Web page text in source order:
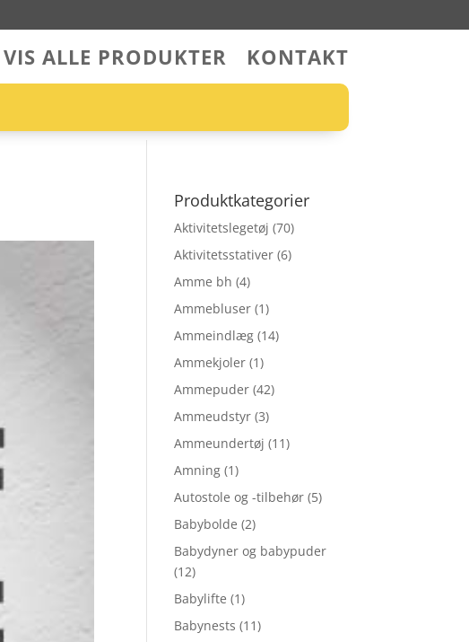
VIS ALLE PRODUKTER KONTAKT
Produktkategorier
Aktivitetslegetøj (70)
Aktivitetsstativer (6)
Amme bh (4)
Ammebluser (1)
Ammeindlæg (14)
Ammekjoler (1)
Ammepuder (42)
Ammeudstyr (3)
Ammeundertøj (11)
Amning (1)
Autostole og -tilbehør (5)
Babybolde (2)
Babydyner og babypuder
(12)
Babylifte (1)
Babynests (11)